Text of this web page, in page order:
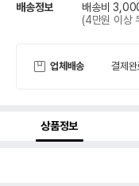
배송정보 배송비
(4만원 이상
업체배송 결제
상품정보